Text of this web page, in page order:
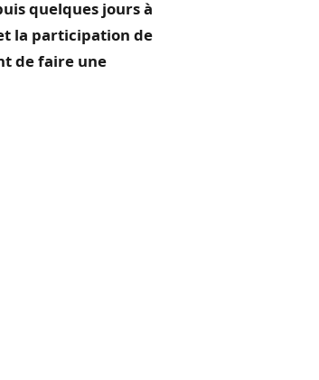
quelques jours à
la participation de
de faire une